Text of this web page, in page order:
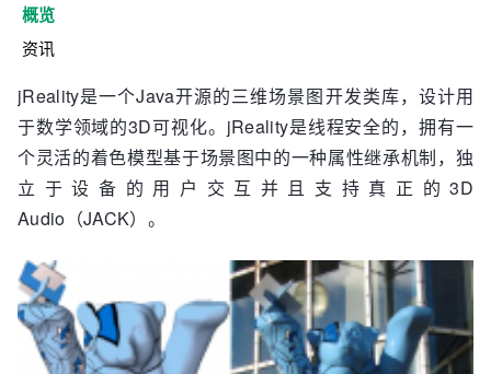
概览
资讯
jReality是一个Java开源的三维场景图开发类库，设计用
于数学领域的3D可视化。jReality是线程安全的，拥有一
个灵活的着色模型基于场景图中的一种属性继承机制，独
立于设备的用户交互并且支持真正的3D
Audio（JACK）。